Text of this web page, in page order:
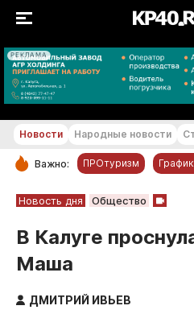
РЕКЛАМА
РУБРИКИ
Новости компаний
Статьи
Народные новости
Новости Народные новости
Важно: ПРОтуризм
Новость дня Общество
В Калуге
Маша
ДМИТРИЙ ИВЬЕВ